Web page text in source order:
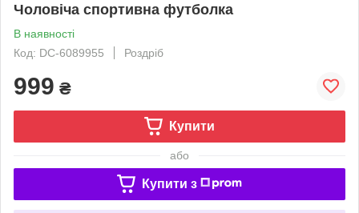
Чоловіча спортивна футболка
В наявності
Код: DC-6089955
Роздріб
999 ₴
Купити
або
Купити з